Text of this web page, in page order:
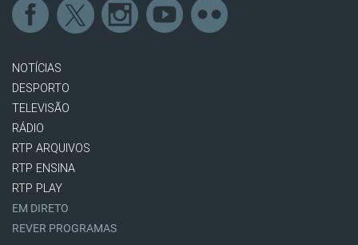
NOTÍCIAS
DESPORTO
TELEVISÃO
RÁDIO
RTP ARQUIVOS
RTP ENSINA
RTP PLAY
EM DIRETO
REVER PROGRAMAS